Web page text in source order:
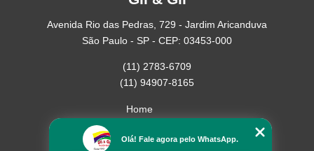
Avenida Rio das Pedras, 729 - Jardim Aricanduva
São Paulo - SP - CEP: 03453-000
(11) 2783-6709
(11) 94907-8165
Home
Missão
Olá! Fale agora pelo WhatsApp.